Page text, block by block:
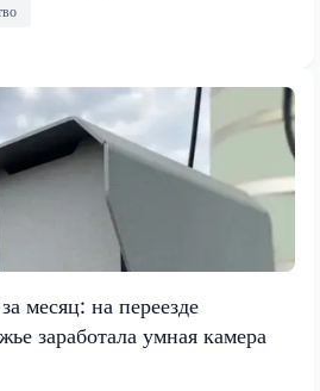
месяц: на переезде
заработала умная камера